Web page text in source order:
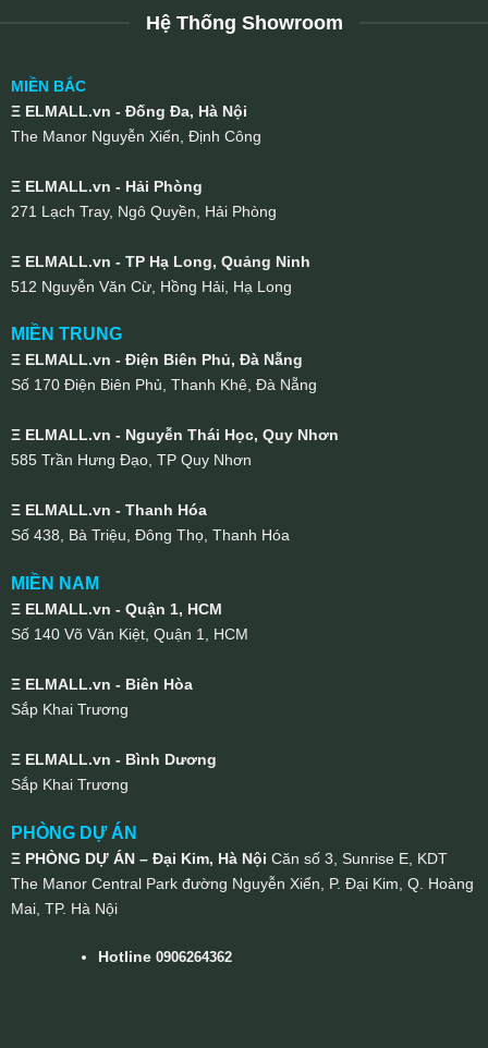
Hệ Thống Showroom
MIỀN BẮC
Ξ ELMALL.vn - Đống Đa, Hà Nội
The Manor Nguyễn Xiển, Định Công
Ξ ELMALL.vn - Hải Phòng
271 Lạch Tray, Ngô Quyền, Hải Phòng
Ξ ELMALL.vn - TP Hạ Long, Quảng Ninh
512 Nguyễn Văn Cừ, Hồng Hải, Hạ Long
MIỀN TRUNG
Ξ ELMALL.vn - Điện Biên Phủ, Đà Nẵng
Số 170 Điện Biên Phủ, Thanh Khê, Đà Nẵng
Ξ ELMALL.vn - Nguyễn Thái Học, Quy Nhơn
585 Trần Hưng Đạo, TP Quy Nhơn
Ξ ELMALL.vn - Thanh Hóa
Số 438, Bà Triệu, Đông Thọ, Thanh Hóa
MIỀN NAM
Ξ ELMALL.vn - Quận 1, HCM
Số 140 Võ Văn Kiệt, Quận 1, HCM
Ξ ELMALL.vn - Biên Hòa
Sắp Khai Trương
Ξ ELMALL.vn - Bình Dương
Sắp Khai Trương
PHÒNG DỰ ÁN
Ξ PHÒNG DỰ ÁN – Đại Kim, Hà Nội Căn số 3, Sunrise E, KDT
The Manor Central Park đường Nguyễn Xiển, P. Đại Kim, Q. Hoàng
Mai, TP. Hà Nội
Hotline0906264362